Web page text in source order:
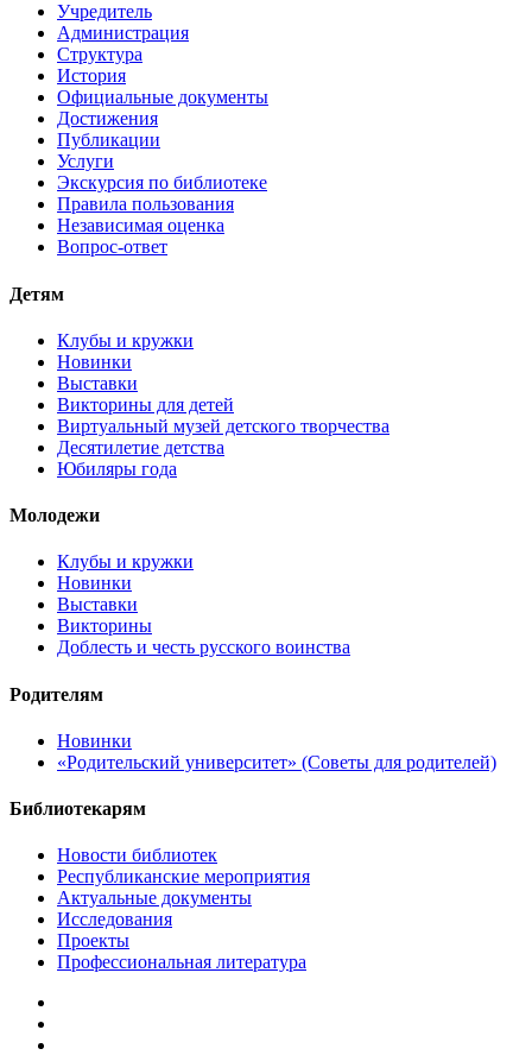
Учредитель
Администрация
Структура
История
Официальные документы
Достижения
Публикации
Услуги
Экскурсия по библиотеке
Правила пользования
Независимая оценка
Вопрос-ответ
Детям
Клубы и кружки
Новинки
Выставки
Викторины для детей
Виртуальный музей детского творчества
Десятилетие детства
Юбиляры года
Молодежи
Клубы и кружки
Новинки
Выставки
Викторины
Доблесть и честь русского воинства
Родителям
Новинки
«Родительский университет» (Советы для родителей)
Библиотекарям
Новости библиотек
Республиканские мероприятия
Актуальные документы
Исследования
Проекты
Профессиональная литература